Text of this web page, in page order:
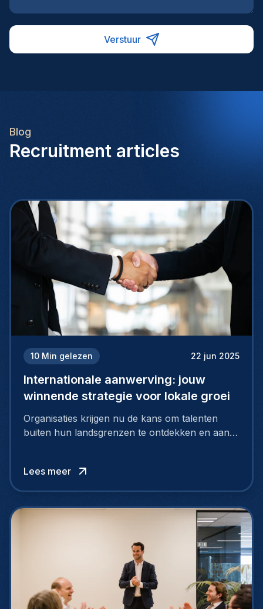
Verstuur
Blog
Recruitment articles
10 Min gelezen 22 jun 2025
Internationale aanwerving: jouw
winnende strategie voor lokale groei
Organisaties krijgen nu de kans om talenten
buiten hun landsgrenzen te ontdekken en aan
rekruteren.
Lees meer